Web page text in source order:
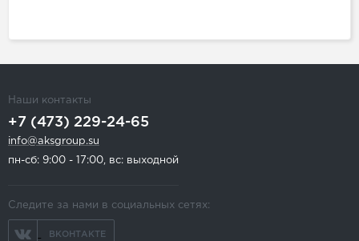
Наши контакты
+7 (473) 229-24-65
info@aksgroup.su
пн-сб: 9:00 - 17:00, вс: выходной
Следите за нами в социальных сетях:
ВКОНТАКТЕ